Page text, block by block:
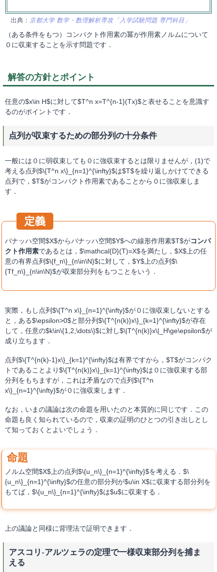
出典： 京都大学 数学・数理解析専攻「入学試験問題 専門科目」
（ある条件をもつ）コンパクト作用素の冪が作用素ノルムについて
０に収束することを示す問題です．
解答の方針とポイント
任意の$x\in H$に対して$T^n x=T^{n-1}(Tx)$と表せることを意識す
るのがポイントです．
点列が収束するための部分列の十分条件
一般には０に弱収束しても０に強収束するとは限りませんが，(1)で
考える点列$\{T^n x\}_{n=1}^{\infty}$は$T$を繰り返しかけてできる
点列で，$T$がコンパクト作用素であることから０に強収束しま
す．
バナッハ空間$X$からバナッハ空間$Y$への線形作用素$T$がコンパ
クト作用素であるとは，$\mathcal{D}(T)=X$を満たし，$X$上の任
意の有界点列$\{f_n\}_{n\in\N}$に対して，$Y$上の点列$\
{Tf_n\}_{n\in\N}$が収束部分列をもつことをいう．
実際，もし点列$\{T^n x\}_{n=1}^{\infty}$が０に強収束しないとする
と，ある$\epsilon>0$と部分列$\{T^{n(k)}x\}_{k=1}^{\infty}$が存在
して，任意の$k\in\{1,2,\dots\}$に対し$\|T^{n(k)}x\|_H\ge\epsilon$が
成り立ちます．
点列$\{T^{n(k)-1}x\}_{k=1}^{\infty}$は有界ですから，$T$がコンパク
トであることより$\{T^{n(k)}x\}_{k=1}^{\infty}$は０に強収束する部
分列をもちますが，これは矛盾なので点列$\{T^n
x\}_{n=1}^{\infty}$が０に強収束します．
なお，いまの議論は次の命題を用いたのと本質的に同じです．この
命題も良く知られているので，収束の証明のひとつの引き出しとし
て知っておくとよいでしょう．
ノルム空間$X$上の点列$\{u_n\}_{n=1}^{\infty}$を考える．$\
{u_n\}_{n=1}^{\infty}$の任意の部分列が$u\in X$に収束する部分列を
もてば，$\{u_n\}_{n=1}^{\infty}$は$u$に収束する．
上の議論と同様に背理法で証明できます．
アスコリ-アルツェラの定理で一様収束部分列を捕ま
える